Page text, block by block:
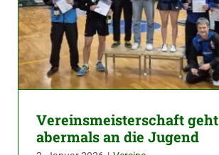
Vereinsmeisterschaft geht
abermals an die Jugend